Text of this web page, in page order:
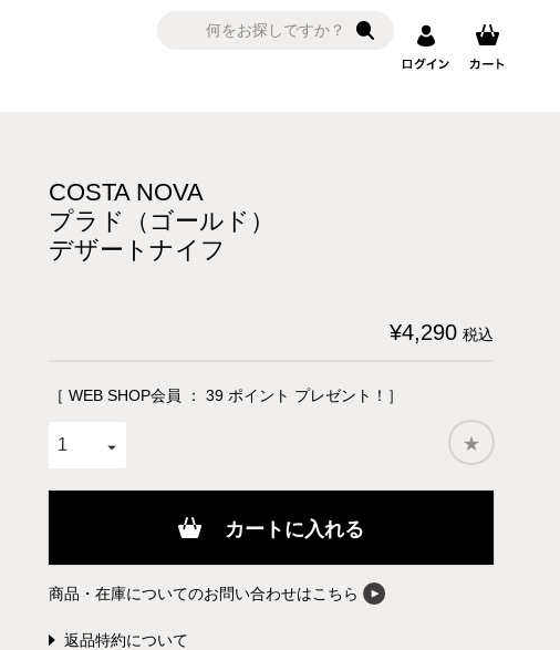
COSTA NOVA
プラド（ゴールド）
デザートナイフ
¥4,290 税込
［ WEB SHOP会員 ：39 ポイント プレゼント！］
カートに入れる
商品・在庫についてのお問い合わせはこちら
返品特約について